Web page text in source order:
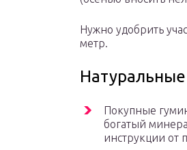
Нужно удобрить
метр.
Покупные
богатый
инструкции от